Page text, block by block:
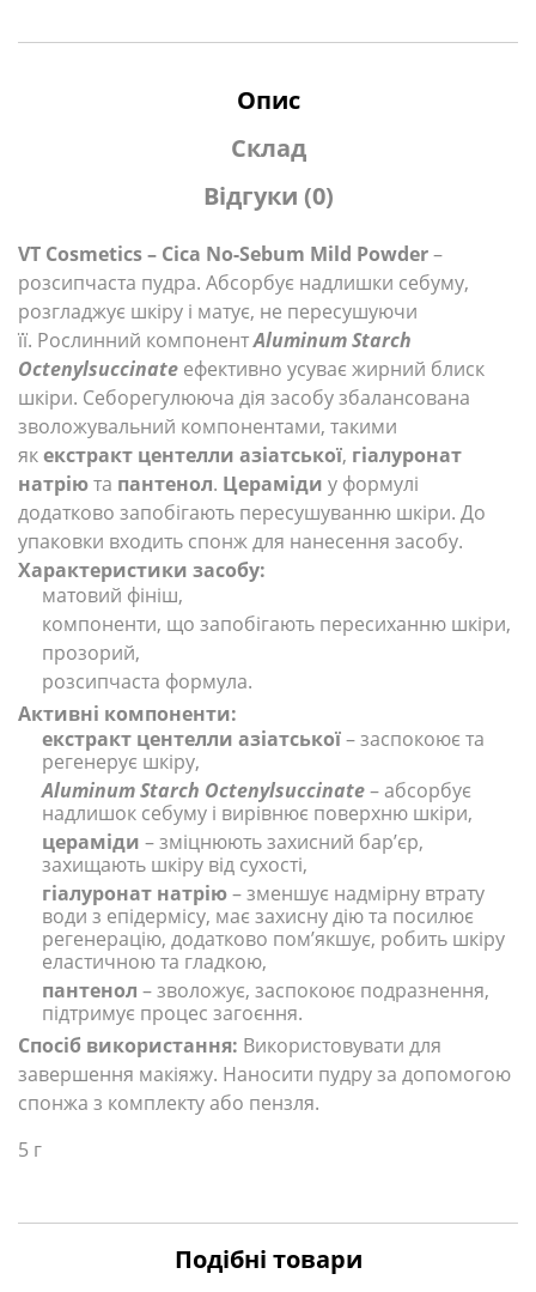
Опис
Склад
Відгуки (0)
VT Cosmetics – Cica No-Sebum Mild Powder–
розсипчаста пудра. Абсорбує надлишки себуму,
розгладжує шкіру і матує, не пересушуючи
її. Рослинний компонентAluminum Starch
Octenylsuccinate ефективно усуває жирний блиск
шкіри. Себорегулююча дія засобу збалансована
зволожувальний компонентами, такими
якекстракт центелли азіатської, гіалуронат
натріюта пантенол. Цераміди у формулі
додатково запобігають пересушуванню шкіри. До
упаковки входить спонж для нанесення засобу.
Характеристики засобу:
матовий фініш,
компоненти, що запобігають пересиханню шкіри,
прозорий,
розсипчаста формула.
Активні компоненти:
екстракт центелли азіатської– заспокоює та
регенерує шкіру,
Aluminum Starch Octenylsuccinate– абсорбує
надлишок себуму і вирівнює поверхню шкіри,
цераміди – зміцнюють захисний бар’єр,
захищають шкіру від сухості,
гіалуронат натрію– зменшує надмірну втрату
води з епідермісу, має захисну дію та посилює
регенерацію, додатково пом’якшує, робить шкіру
еластичною та гладкою,
пантенол – зволожує, заспокоює подразнення,
підтримує процес загоєння.
Спосіб використання: Використовувати для
завершення макіяжу. Наносити пудру за допомогою
спонжа з комплекту або пензля.
5 г
Подібні товари